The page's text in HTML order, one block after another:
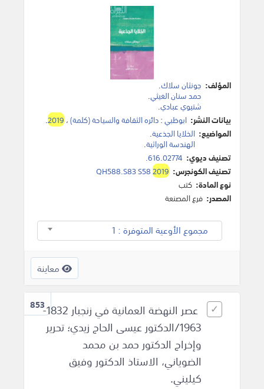
المؤلف: جونثان سلاك.
حمد سنان الغيثي.
شتيوي عبادي.
بيانات النشر: ابوظبي:دائره الثقافة والسياحة (كلمة)،2019
.
المواضيع: الخلايا الجذعية.
الهندسة الوراثية.
تصنيف ديوي: 616.02774.
تصنيف الكونجرس:
QH588.S83 S582019
نوع المادة: كتب
المصدر: فرع المصنعة
مجموع الأوعية المتوفرة : 1
معاينة
853عصر النهضة العمانية في زنجبار 1832-
1963/الدكتور عيسى الحاج زيدي؛ تحرير
وإخراج الدكتور حمد بن محمد
الضوياني، الاستاذ الدكتور وفيق
كيليني.